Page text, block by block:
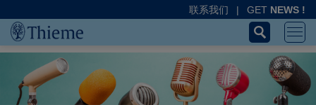
联系我们 | GET NEWS !